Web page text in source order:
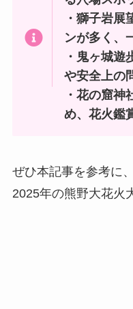
・獅子岩展
ンが多く、
・鬼ヶ城遊
や安全上の
・花の窟神
め、花火鑑
ぜひ本記事を参考に
2025年の熊野大花火